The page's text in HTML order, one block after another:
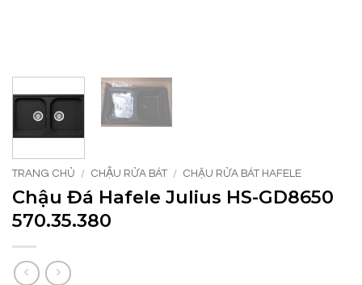
TRANG CHỦ / CHẬU RỬA BÁT / CHẬU RỬA BÁT HAFELE
Chậu Đá Hafele Julius HS-GD8650
570.35.380